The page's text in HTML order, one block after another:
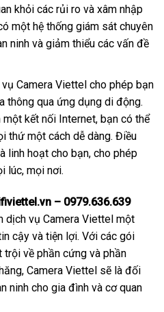
khỏi các rủi ro và xâm nhập
một hệ thống giám sát chuyên
ninh và giảm thiểu các vấn đề
Camera Viettel cho phép bạn
thông qua ứng dụng di động.
kết nối Internet, bạn có thể
thứ một cách dễ dàng. Điều
linh hoạt cho bạn, cho phép
lúc, mọi nơi.
– 0979.636.639
dịch vụ Camera Viettel một
cậy và tiện lợi. Với các gói
về phần cứng và phần
Camera Viettel sẽ là đối
ninh cho gia đình và cơ quan